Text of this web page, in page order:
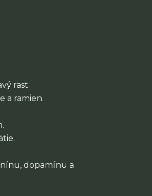
rast.
a ramien.
dopamínu a